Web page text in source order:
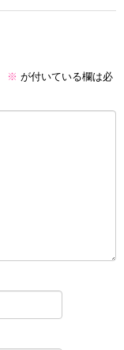
※ が付いている欄は必